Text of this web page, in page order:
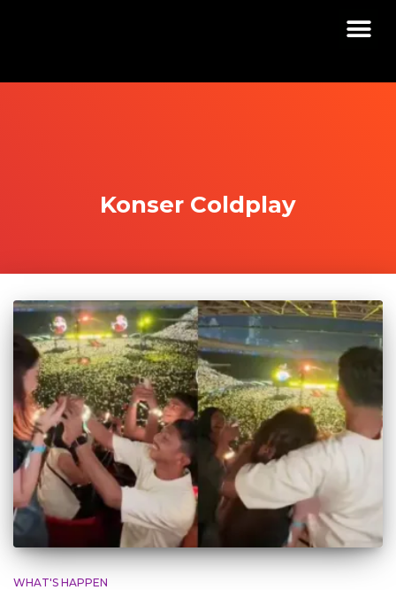
Konser Coldplay
WHAT'S HAPPEN